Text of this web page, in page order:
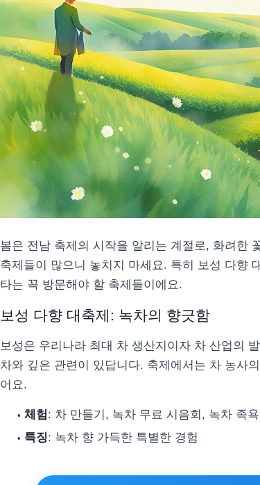
봄은 전남 축제의 시작을 알리는 계절로, 화려한
축제들이 많으니 놓치지 마세요. 특히 보성 다향
타는 꼭 방문해야 할 축제들이에요.
보성 다향 대축제: 녹차의 향긋함
보성은 우리나라 최대 차 생산지이자 차 산업의
차와 깊은 관련이 있답니다. 축제에서는 차 농사
어요.
체험: 차 만들기, 녹차 무료 시음회, 녹차 족
특징: 녹차 향 가득한 특별한 경험